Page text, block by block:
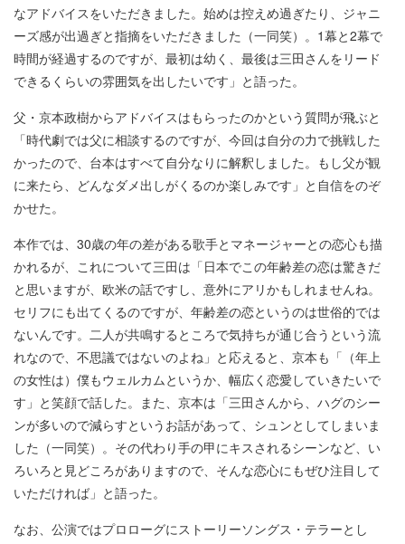
なアドバイスをいただきました。始めは控えめ過ぎたり、ジャニ
ーズ感が出過ぎと指摘をいただきました（一同笑）。1幕と2幕で
時間が経過するのですが、最初は幼く、最後は三田さんをリード
できるくらいの雰囲気を出したいです」と語った。
父・京本政樹からアドバイスはもらったのかという質問が飛ぶと
「時代劇では父に相談するのですが、今回は自分の力で挑戦した
かったので、台本はすべて自分なりに解釈しました。もし父が観
に来たら、どんなダメ出しがくるのか楽しみです」と自信をのぞ
かせた。
本作では、30歳の年の差がある歌手とマネージャーとの恋心も描
かれるが、これについて三田は「日本でこの年齢差の恋は驚きだ
と思いますが、欧米の話ですし、意外にアリかもしれませんね。
セリフにも出てくるのですが、年齢差の恋というのは世俗的では
ないんです。二人が共鳴するところで気持ちが通じ合うという流
れなので、不思議ではないのよね」と応えると、京本も「（年上
の女性は）僕もウェルカムというか、幅広く恋愛していきたいで
す」と笑顔で話した。また、京本は「三田さんから、ハグのシー
ンが多いので減らすというお話があって、シュンとしてしまいま
した（一同笑）。その代わり手の甲にキスされるシーンなど、い
ろいろと見どころがありますので、そんな恋心にもぜひ注目して
いただければ」と語った。
なお、公演ではプロローグにストーリーソングス・テラーとし